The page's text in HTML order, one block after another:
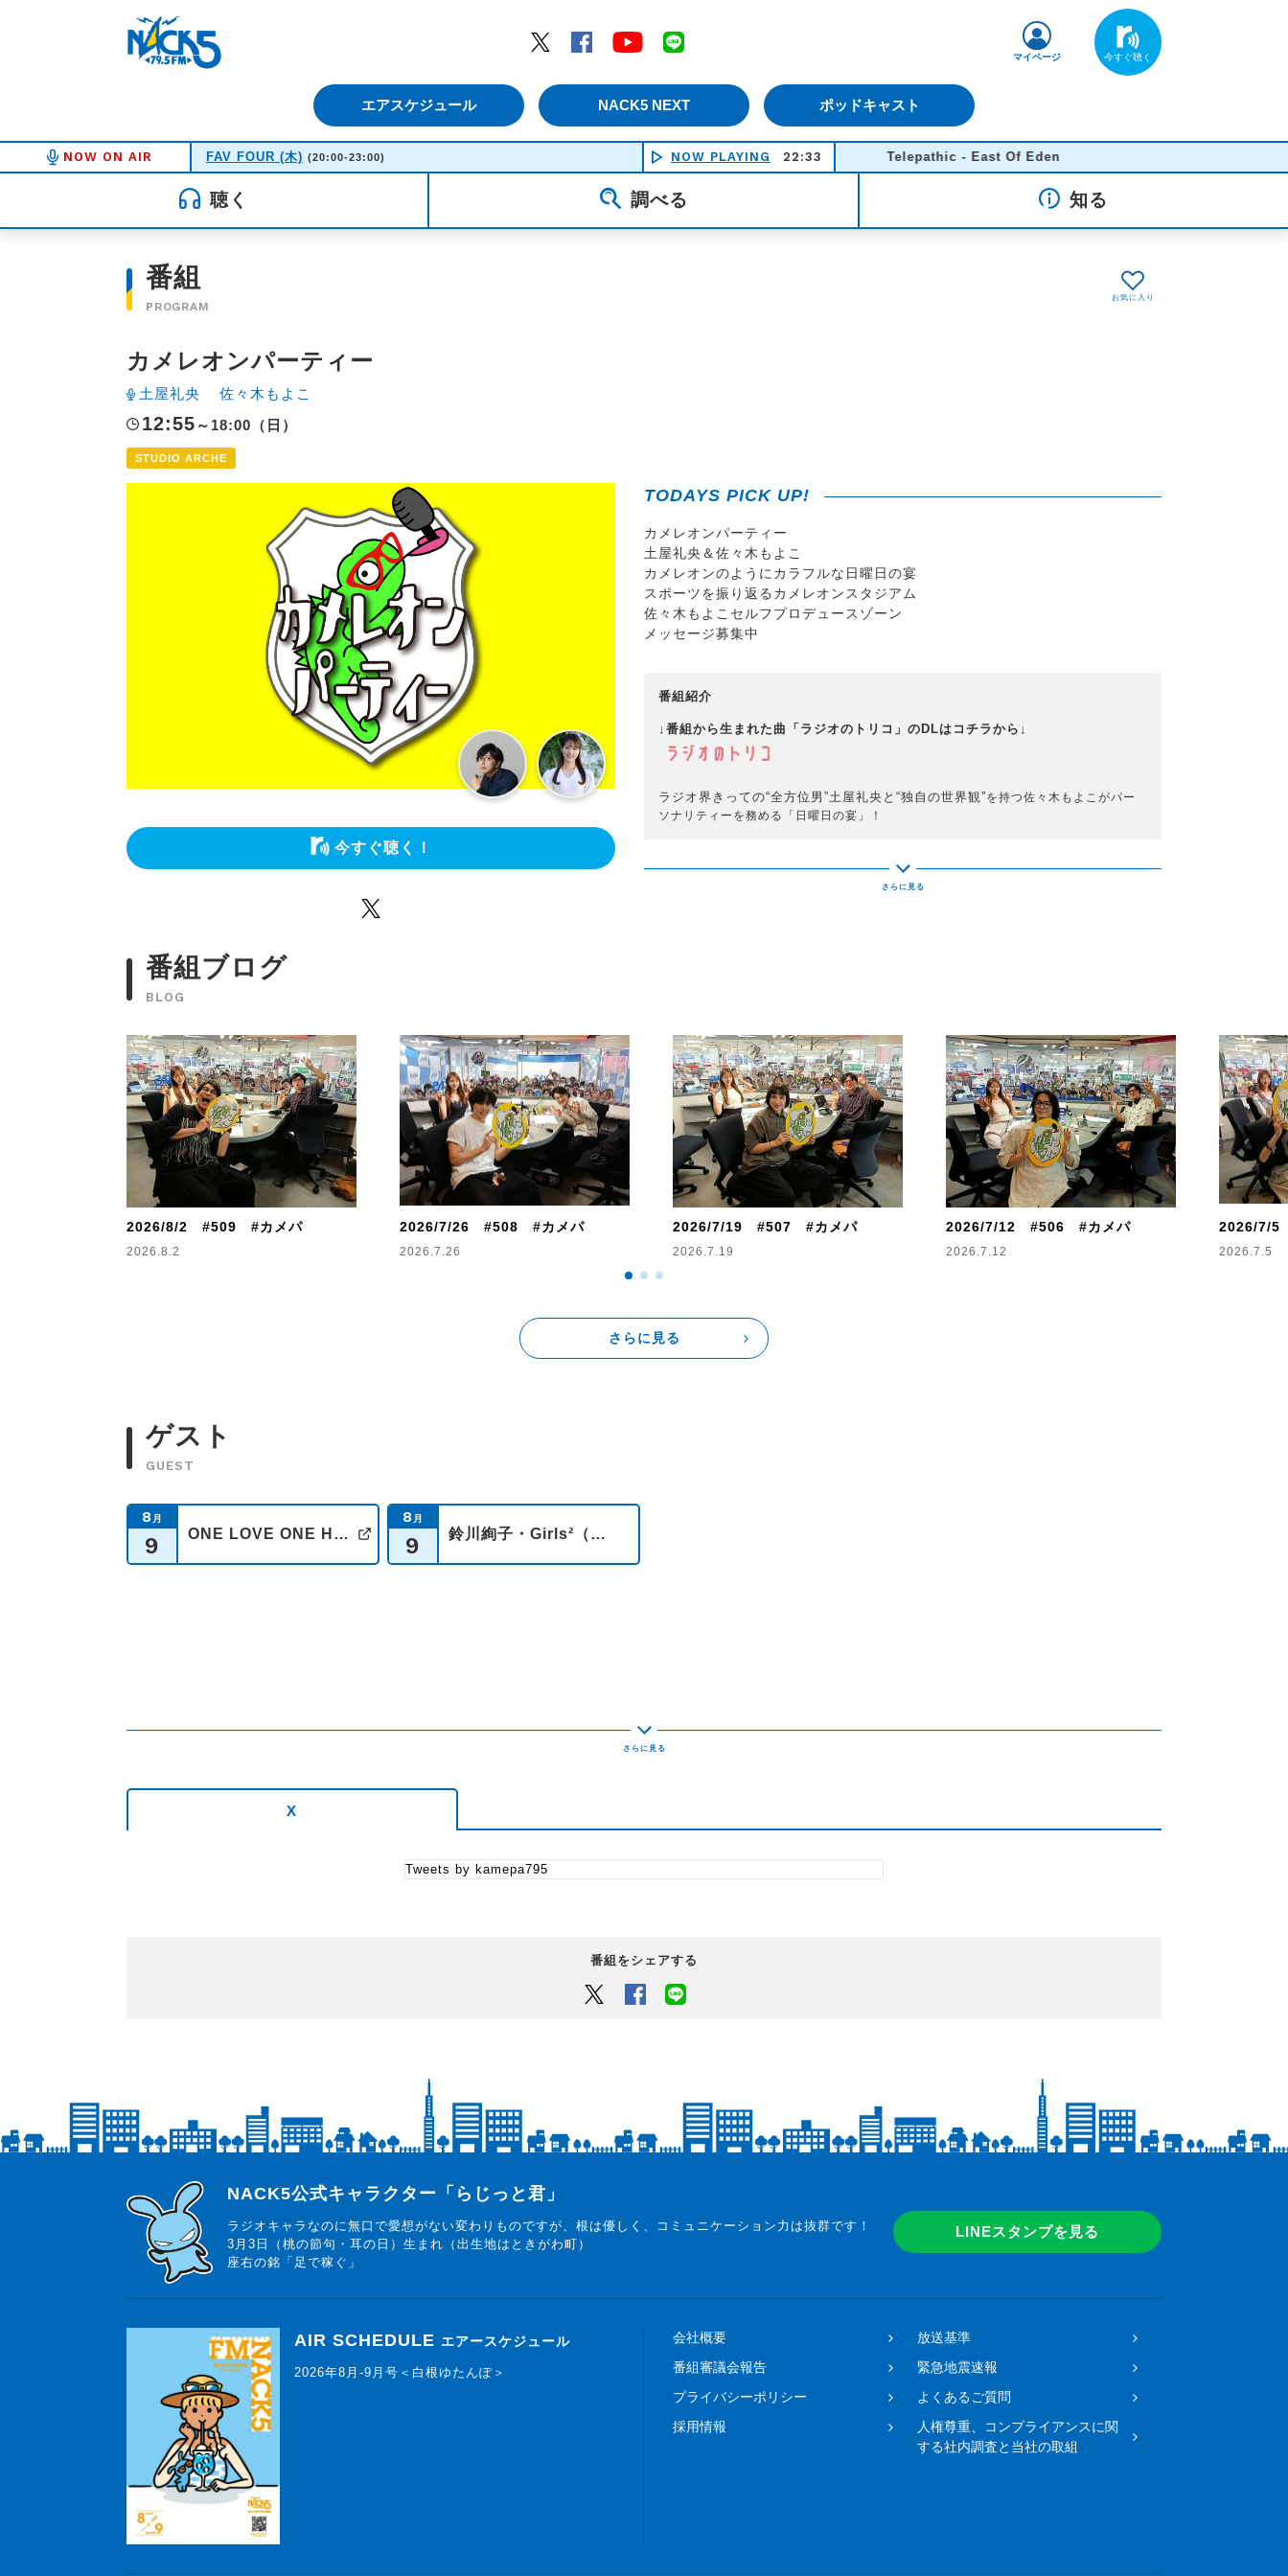
Twitter
Facebook YouTube
エアスケジュール NACK5 NEXT ポッドキャスト
マイページ
NOW ON AIR FAV FOUR (木) (20:00-23:00) NOW PLAYING 22:33 Telepathic - East Of Eden
聴く 調べる 知る
番組
PROGRAM
カメレオンパーティー
土屋礼央 佐々木もよこ
12:55 ～18:00（日）
STUDIO ARCHE
今すぐ聴く！
TODAYS PICK UP!
カメレオンパーティー
土屋礼央＆佐々木もよこ
カメレオンのようにカラフルな日曜日の宴
スポーツを振り返るカメレオンスタジアム
佐々木もよこセルフプロデュースゾーン
メッセージ募集中
番組紹介
↓番組から生まれた曲「ラジオのトリコ」のDLはコチラから↓
ラジオ界きっての“全方位男”土屋礼央と“独自の世界観”を持つ佐々木もよこがパー
ソナリティーを務める
「日曜日の宴」！
番組ブログ
BLOG
2026/8/2 #509 #カメパ
2026.8.2
2026/7/26 #508 #カメパ
2026.7.26
2026/7/19 #507 #カメパ
2026.7.19
2026/7/12 #506 #カメパ
2026.7.12
2026/7/
2026.7.5
さらに見る
ゲスト
GUEST
8 月
9
ONE LOVE ONE HEART【14時台】
公式サイト
8 月
9 鈴川絢子・Girls²（小田柚葉・増田來亜）（※事前収録）【16時台】
X
Tweets by kamepa795
番組をシェアする
Twitter Facebook
らじっと君
NACK5公式キャラクター「らじっと君」
ラジオキャラなのに無口で愛想がない変わりものですが、根は優しく、コミュニケーション力は抜群です！
3月3日（桃の節句・耳の日）生まれ（出生地はときがわ町）
座右の銘「足で稼ぐ」
LINEスタンプを見る
AIR SCHEDULE エアースケジュール
2026年8月-9月号＜白根ゆたんぽ＞
会社概要
放送基準
番組審議会報告
緊急地震速報
プライバシーポリシー
よくあるご質問
採用情報
人権尊重、コンプライアンスに関
する社内調査と当社の取組